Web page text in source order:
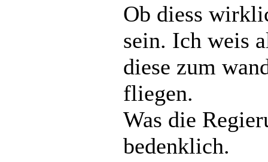
Ob diess
sein. Ich weis
diese zum
fliegen.
Was die
bedenklich.